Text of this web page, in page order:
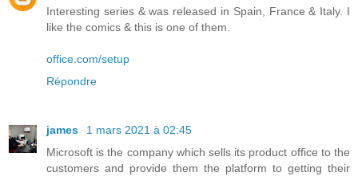
Interesting series & was released in Spain, France & Italy. I
like the comics & this is one of them.
office.com/setup
Répondre
james
1 mars 2021 à 02:45
Microsoft is the company which sells its product office to the
customers and provide them the platform to getting their